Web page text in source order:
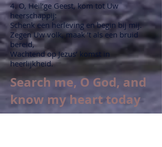
4. O, Heil’ge Geest, kom tot Uw
heerschappij:
Schenk een herleving en begin bij mij.
Zegen Uw volk, maak ’t als een bruid
bereid,
Wachtend op Jezus’ komst in
heerlijkheid.
Search me, O God, and
know my heart today